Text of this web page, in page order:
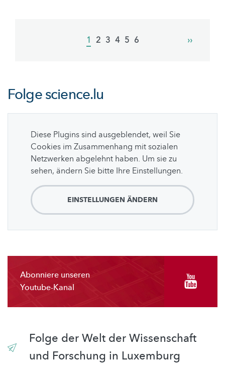
Current
1 Page
2 Page
3 Page
4 Page
5 Page
6
Next
››
Folgescience.lu
Diese Plugins sind ausgeblendet, weil Sie
Cookies im Zusammenhang mit sozialen
Netzwerken abgelehnt haben. Um sie zu
sehen, ändern Sie bitte Ihre Einstellungen.
EINSTELLUNGEN ÄNDERN
Abonniere unseren
Youtube-Kanal
Folge der Welt der Wissenschaft
und Forschung in Luxemburg